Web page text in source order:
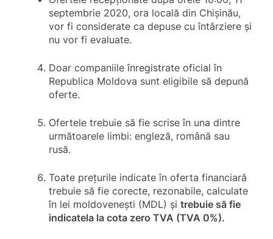
septembrie 2020, ora locală din Chișinău,
vor fi considerate ca depuse cu întârziere și
nu vor fi evaluate.
Doar companiile înregistrate oficial în
Republica Moldova sunt eligibile să depună
oferte.
Ofertele trebuie să fie scrise în una dintre
următoarele limbi: engleză, română sau
rusă.
Toate prețurile indicate în oferta financiară
trebuie să fie corecte, rezonabile, calculate
în lei moldovenești (MDL) și trebuie să fie
indicatela la cota zero TVA (TVA 0%).